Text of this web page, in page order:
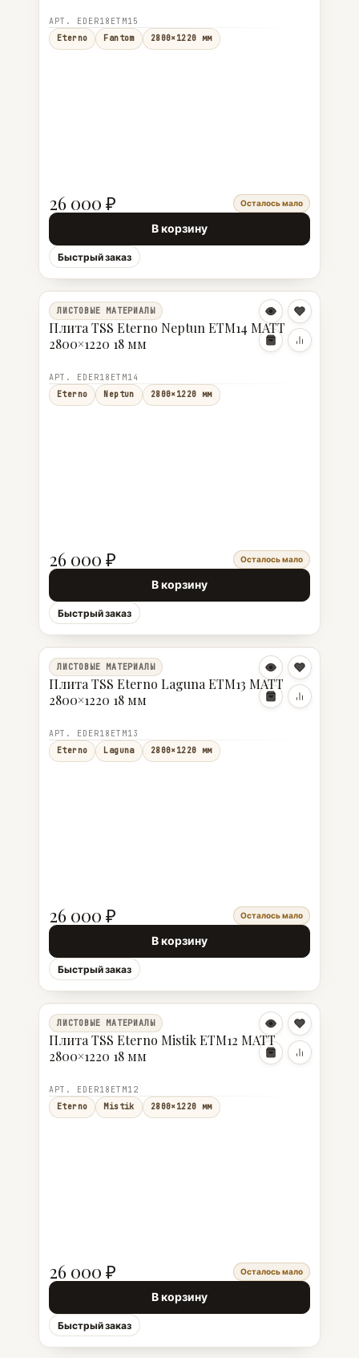
АРТ. EDER18ETM15
Eterno
Fantom 2800×1220 мм
26 000 ₽ Осталось мало
В корзину
Быстрый заказ
ЛИСТОВЫЕ МАТЕРИАЛЫ
Плита TSS Eterno Neptun ETM14 MATT
2800×1220 18 мм
АРТ. EDER18ETM14
Eterno
Neptun 2800×1220 мм
26 000 ₽ Осталось мало
В корзину
Быстрый заказ
ЛИСТОВЫЕ МАТЕРИАЛЫ
Плита TSS Eterno Laguna ETM13 MATT
2800×1220 18 мм
АРТ. EDER18ETM13
Eterno
Laguna 2800×1220 мм
26 000 ₽ Осталось мало
В корзину
Быстрый заказ
ЛИСТОВЫЕ МАТЕРИАЛЫ
Плита TSS Eterno Mistik ETM12 MATT
2800×1220 18 мм
АРТ. EDER18ETM12
Eterno
Mistik 2800×1220 мм
26 000 ₽ Осталось мало
В корзину
Быстрый заказ